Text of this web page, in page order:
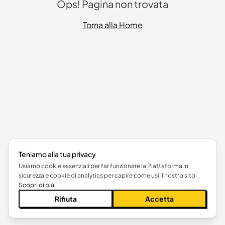
Ops! Pagina non trovata
Torna alla Home
Teniamo alla tua privacy
Usiamo cookie essenziali per far funzionare la Piattaforma in
sicurezza e cookie di analytics per capire come usi il nostro sito.
Scopri di più
Rifiuta Accetta